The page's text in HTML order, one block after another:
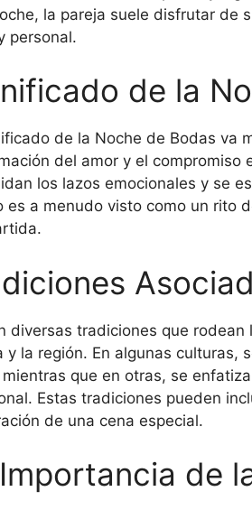
la pareja suele disfrutar de
personal.
de la
de la Noche de Bodas va
del amor y el compromiso
los lazos emocionales y se
es a menudo visto como un rito
diversas tradiciones que
y la región. En algunas culturas,
mientras que en otras, se
Estas tradiciones pueden
de una cena especial.
de